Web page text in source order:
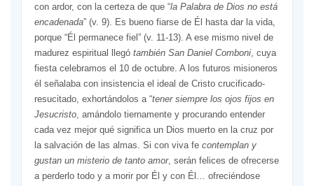
con ardor, con la certeza de que “la Palabra de Dios no está
encadenada” (v. 9). Es bueno fiarse de Él hasta dar la vida,
porque “Él permanece fiel” (v. 11-13). A ese mismo nivel de
madurez espiritual llegó también San Daniel Comboni, cuya
fiesta celebramos el 10 de octubre. A los futuros misioneros
él señalaba con insistencia el ideal de Cristo crucificado-
resucitado, exhortándolos a “tener siempre los ojos fijos en
Jesucristo, amándolo tiernamente y procurando entender
cada vez mejor qué significa un Dios muerto en la cruz por
la salvación de las almas. Si con viva fe contemplan y
gustan un misterio de tanto amor, serán felices de ofrecerse
a perderlo todo y a morir por Él y con Él… ofreciéndose